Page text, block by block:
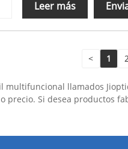
Leer más
< 1 2
llamados
Si desea productos